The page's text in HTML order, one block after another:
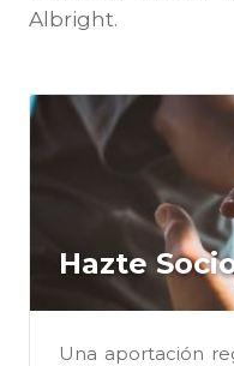
Albright.
Hazte
Una aportación